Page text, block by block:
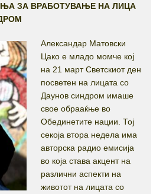
ЗА ВРАБОТУВАЊЕ НА ЛИЦА
Александар Матовски
Цако е младо момче кој
на 21 март Светскиот ден
посветен на лицата со
Даунов синдром имаше
свое обрааќње во
Обединетите нации. Тој
секоја втора недела има
авторска радио емисија
во која става акцент на
различни аспекти на
животот на лицата со